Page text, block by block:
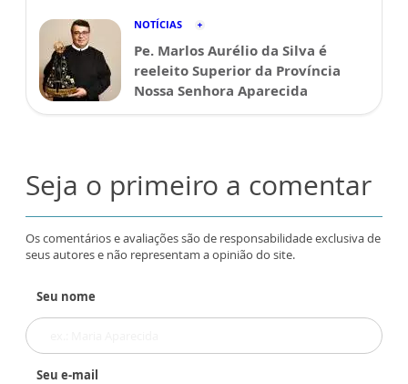
NOTÍCIAS
Pe. Marlos Aurélio da Silva é
reeleito Superior da Província
Nossa Senhora Aparecida
Seja o primeiro a comentar
Os comentários e avaliações são de responsabilidade exclusiva de
seus autores e não representam a opinião do site.
Seu nome
Seu e-mail